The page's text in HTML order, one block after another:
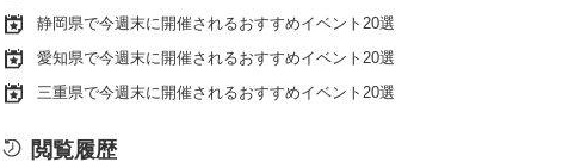
静岡県で今週末に開催されるおすすめイベント20選
愛知県で今週末に開催されるおすすめイベント20選
三重県で今週末に開催されるおすすめイベント20選
閲覧履歴